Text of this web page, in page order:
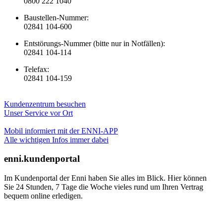
Baustellen-Nummer:
02841 104-600
Entstörungs-Nummer (bitte nur in Notfällen):
02841 104-114
Telefax:
02841 104-159
Kundenzentrum besuchen
Unser Service vor Ort
Mobil informiert mit der ENNI-APP
Alle wichtigen Infos immer dabei
enni.kundenportal
Im Kundenportal der Enni haben Sie alles im Blick. Hier können
Sie 24 Stunden, 7 Tage die Woche vieles rund um Ihren Vertrag
bequem online erledigen.